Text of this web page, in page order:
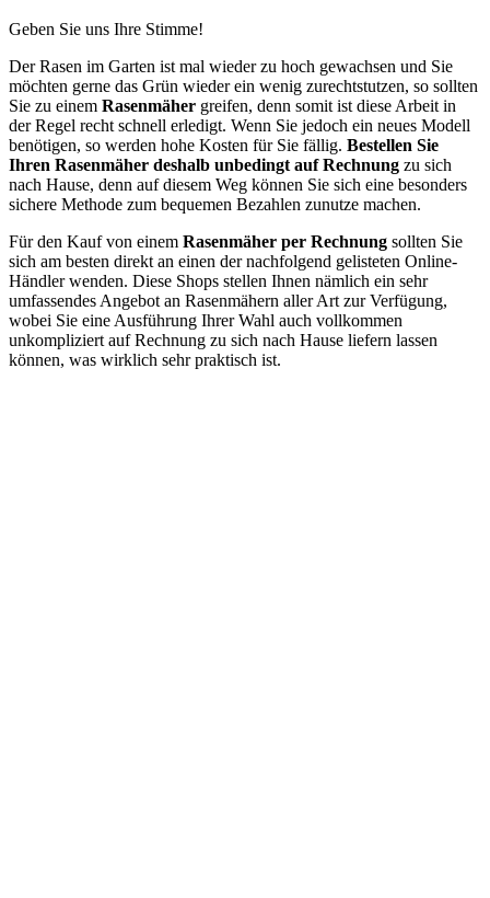
Geben Sie uns Ihre Stimme!
Der Rasen im Garten ist mal wieder zu hoch gewachsen und Sie
möchten gerne das Grün wieder ein wenig zurechtstutzen, so sollten
Sie zu einem Rasenmäher greifen, denn somit ist diese Arbeit in
der Regel recht schnell erledigt. Wenn Sie jedoch ein neues Modell
benötigen, so werden hohe Kosten für Sie fällig. Bestellen Sie
Ihren Rasenmäher deshalb unbedingt auf Rechnung zu sich
nach Hause, denn auf diesem Weg können Sie sich eine besonders
sichere Methode zum bequemen Bezahlen zunutze machen.
Für den Kauf von einem Rasenmäher per Rechnung sollten Sie
sich am besten direkt an einen der nachfolgend gelisteten Online-
Händler wenden. Diese Shops stellen Ihnen nämlich ein sehr
umfassendes Angebot an Rasenmähern aller Art zur Verfügung,
wobei Sie eine Ausführung Ihrer Wahl auch vollkommen
unkompliziert auf Rechnung zu sich nach Hause liefern lassen
können, was wirklich sehr praktisch ist.